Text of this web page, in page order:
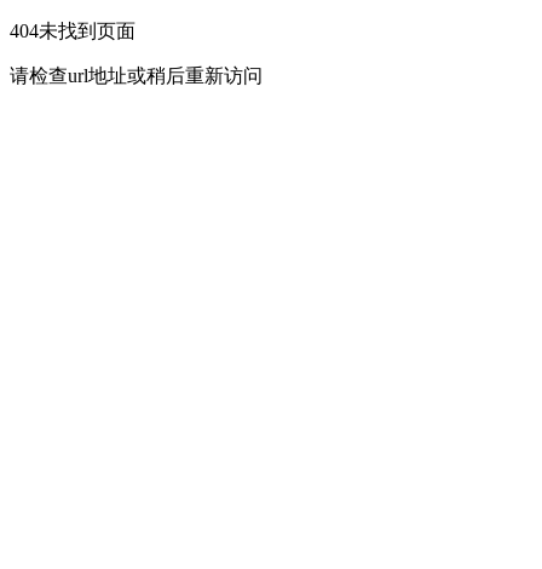
404未找到页面
请检查url地址或稍后重新访问